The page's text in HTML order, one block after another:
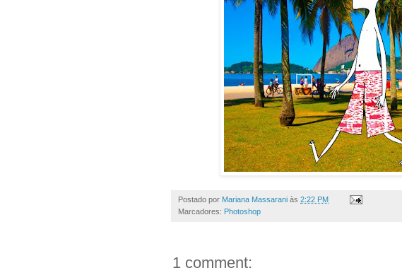
Postado por Mariana Massarani às 2:22 PM
Marcadores: Photoshop
1 comment: